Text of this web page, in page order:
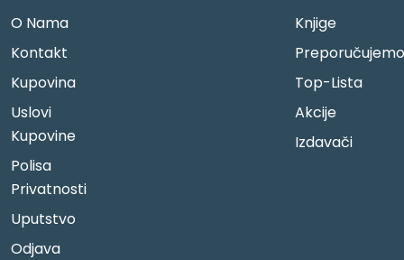
O Nama
Kontakt
Kupovina
Uslovi
Kupovine
Polisa
Privatnosti
Uputstvo
Odjava
Knjige
Preporučujemo
Top-Lista
Akcije
Izdavači